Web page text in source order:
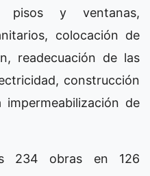
pisos y ventanas,
colocación de
readecuación de las
construcción
de
234 obras en 126